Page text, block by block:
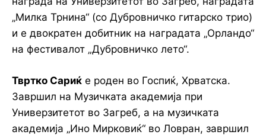
„Милка Трнина“ (со Дубровничко гитарско трио)
и е двократен добитник на наградата „Орландо“
на фестивалот „Дубровничко лето“.
Твртко Сариќ е роден во Госпиќ, Хрватска.
Завршил на Музичката академија при
Универзитетот во Загреб, а на музичката
академија „Ино Мирковиќ“ во Ловран, завршил